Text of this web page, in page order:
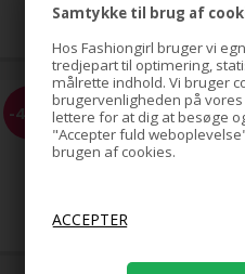
Samtykke til brug af
Hos Fashiongirl bruger vi
tredjepart til optimering,
målrette indhold. Vi bruger
brugervenligheden på
lettere for at dig at besøge
"Accepter fuld
brugen af cookies.
-41%